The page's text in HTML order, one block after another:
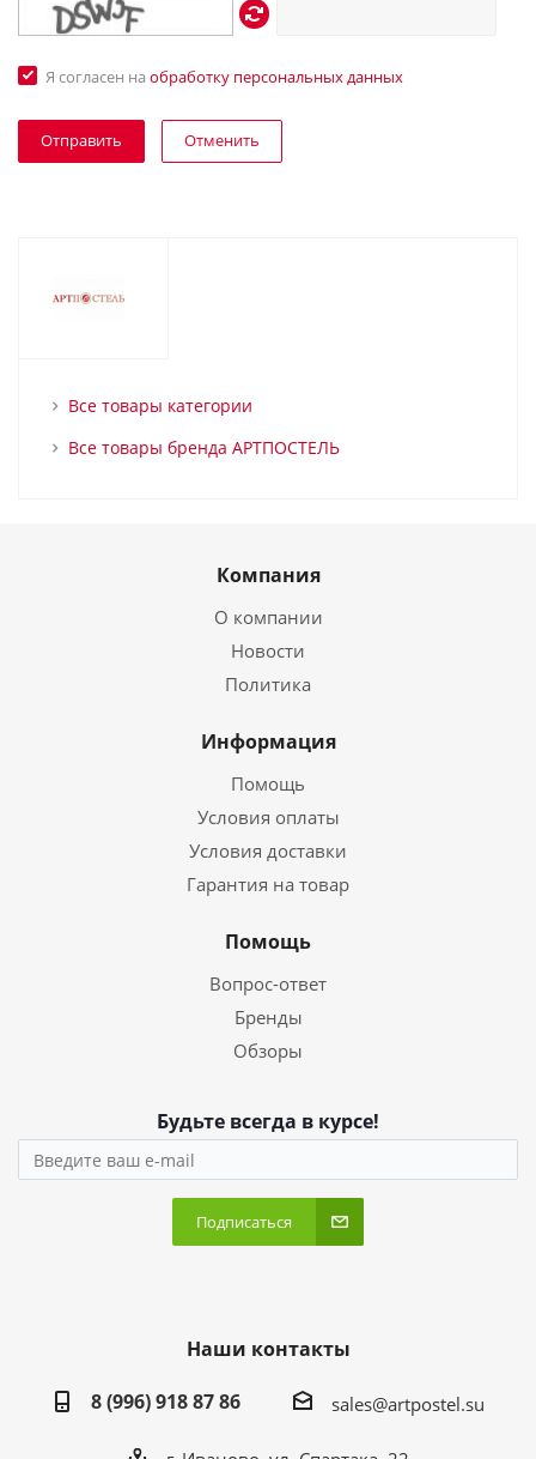
Я согласен на обработку персональных данных
Отменить
Все товары категории
Все товары бренда АРТПОСТЕЛЬ
Компания
О компании
Новости
Политика
Информация
Помощь
Условия оплаты
Условия доставки
Гарантия на товар
Помощь
Вопрос-ответ
Бренды
Обзоры
Будьте всегда в курсе!
Подписаться
Наши контакты
8 (996) 918 87 86
sales@artpostel.su